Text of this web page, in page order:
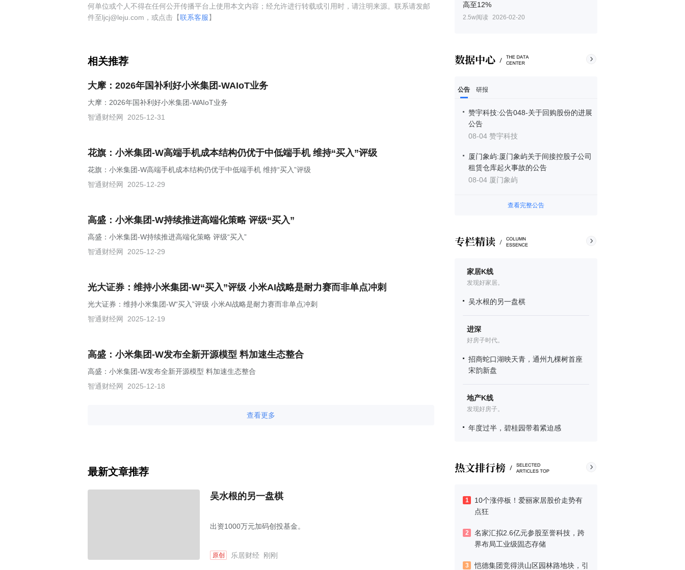
高至12%
2.5w阅读 2026-02-20
公告 研报
赞宇科技:公告048-关于回购股份的进展
公告
08-04 赞宇科技
厦门象屿:厦门象屿关于间接控股子公司
租赁仓库起火事故的公告
08-04 厦门象屿
查看完整公告
家居K线
发现好家居。
吴水根的另一盘棋
进深
好房子时代。
招商蛇口湖映天青，通州九棵树首座
宋韵新盘
地产K线
发现好房子。
年度过半，碧桂园带着紧迫感
1
10个涨停板！爱丽家居股价走势有
点狂
2
名家汇拟2.6亿元参股至誉科技，跨
界布局工业级固态存储
3
恺德集团竞得洪山区园林路地块，引
何单位或个人不得在任何公开传播平台上使用本文内容；经允许进行转载或引用时，请注明来源。联系请发邮
件至ljcj@leju.com，或点击【联系客服】
相关推荐
大摩：2026年国补利好小米集团-WAIoT业务
大摩：2026年国补利好小米集团-WAIoT业务
智通财经网
2025-12-31
花旗：小米集团-W高端手机成本结构仍优于中低端手机 维持“买入”评级
花旗：小米集团-W高端手机成本结构仍优于中低端手机 维持“买入”评级
智通财经网
2025-12-29
高盛：小米集团-W持续推进高端化策略 评级“买入”
高盛：小米集团-W持续推进高端化策略 评级“买入”
智通财经网
2025-12-29
光大证券：维持小米集团-W“买入”评级 小米AI战略是耐力赛而非单点冲刺
光大证券：维持小米集团-W“买入”评级 小米AI战略是耐力赛而非单点冲刺
智通财经网
2025-12-19
高盛：小米集团-W发布全新开源模型 料加速生态整合
高盛：小米集团-W发布全新开源模型 料加速生态整合
智通财经网
2025-12-18
查看更多
最新文章推荐
吴水根的另一盘棋
出资1000万元加码创投基金。
原创 乐居财经 刚刚